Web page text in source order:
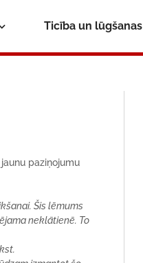
Ticība un lūgšanas
paziņojumu
Šis lēmums
neklātienē. To